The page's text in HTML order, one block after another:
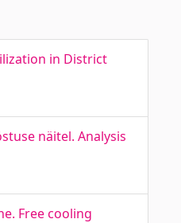
in District
näitel. Analysis
Free cooling